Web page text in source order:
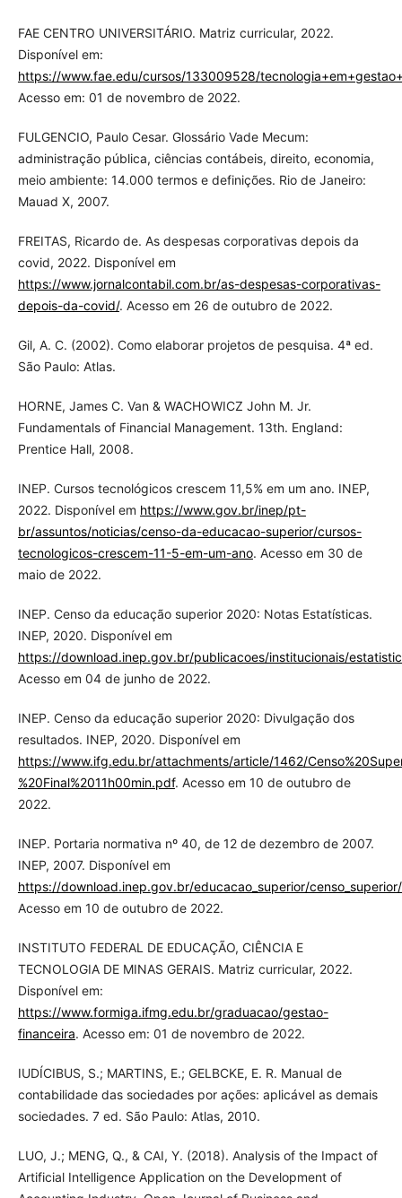
FAE CENTRO UNIVERSITÁRIO. Matriz curricular, 2022.
Disponível em:
https://www.fae.edu/cursos/133009528/
Acesso em: 01 de novembro de 2022.
FULGENCIO, Paulo Cesar. Glossário Vade Mecum:
administração pública, ciências contábeis, direito, economia,
meio ambiente: 14.000 termos e definições. Rio de Janeiro:
Mauad X, 2007.
FREITAS, Ricardo de. As despesas corporativas depois da
covid, 2022. Disponível em
https://www.jornalcontabil.com.br/as-despesas-corporativas-
depois-da-covid/. Acesso em 26 de outubro de 2022.
Gil, A. C. (2002). Como elaborar projetos de pesquisa. 4ª ed.
São Paulo: Atlas.
HORNE, James C. Van & WACHOWICZ John M. Jr.
Fundamentals of Financial Management. 13th. England:
Prentice Hall, 2008.
INEP. Cursos tecnológicos crescem 11,5% em um ano. INEP,
2022. Disponível em https://www.gov.br/inep/pt-
br/assuntos/noticias/censo-da-educacao-superior/cursos-
tecnologicos-crescem-11-5-em-um-ano. Acesso em 30 de
maio de 2022.
INEP. Censo da educação superior 2020: Notas Estatísticas.
INEP, 2020. Disponível em
https://download.inep.gov.br/publicacoes/institucionais/
Acesso em 04 de junho de 2022.
INEP. Censo da educação superior 2020: Divulgação dos
resultados. INEP, 2020. Disponível em
https://www.ifg.edu.br/attachments/article/1462/
%20Final%2011h00min.pdf. Acesso em 10 de outubro de
2022.
INEP. Portaria normativa nº 40, de 12 de dezembro de 2007.
INEP, 2007. Disponível em
https://download.inep.gov.br/educacao_superior/
Acesso em 10 de outubro de 2022.
INSTITUTO FEDERAL DE EDUCAÇÃO, CIÊNCIA E
TECNOLOGIA DE MINAS GERAIS. Matriz curricular, 2022.
Disponível em:
https://www.formiga.ifmg.edu.br/graduacao/gestao-
financeira. Acesso em: 01 de novembro de 2022.
IUDÍCIBUS, S.; MARTINS, E.; GELBCKE, E. R. Manual de
contabilidade das sociedades por ações: aplicável as demais
sociedades. 7 ed. São Paulo: Atlas, 2010.
LUO, J.; MENG, Q., & CAI, Y. (2018). Analysis of the Impact of
Artificial Intelligence Application on the Development of